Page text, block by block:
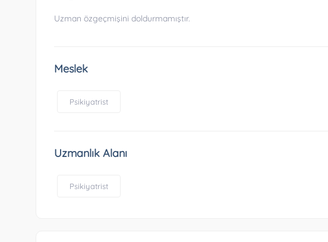
Uzman özgeçmişini doldurmamıştır.
Meslek
Psikiyatrist
Uzmanlık Alanı
Psikiyatrist